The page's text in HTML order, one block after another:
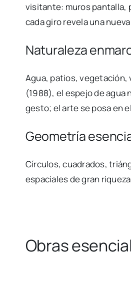
visitante: muros pantalla,
cada giro revela una
Naturaleza
Agua, patios, vegetación,
(1988), el espejo de agua
gesto; el arte se posa en
Geometría
Círculos, cuadrados,
espaciales de gran
Obras